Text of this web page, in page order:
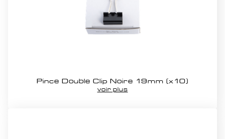
Pince Double Clip Noire 19mm (x10)
voir plus